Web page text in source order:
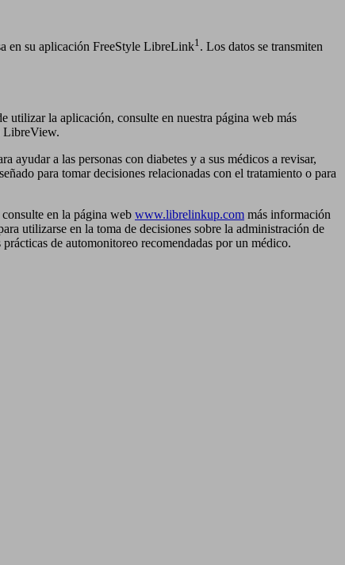
en su aplicación FreeStyle LibreLink1 . Los datos se transmiten
utilizar la aplicación, consulte en nuestra página web más
LibreView.
ayudar a las personas con diabetes y a sus médicos a revisar,
para tomar decisiones relacionadas con el tratamiento o para
en la página web www.librelinkup.com más información
utilizarse en la toma de decisiones sobre la administración de
de automonitoreo recomendadas por un médico.